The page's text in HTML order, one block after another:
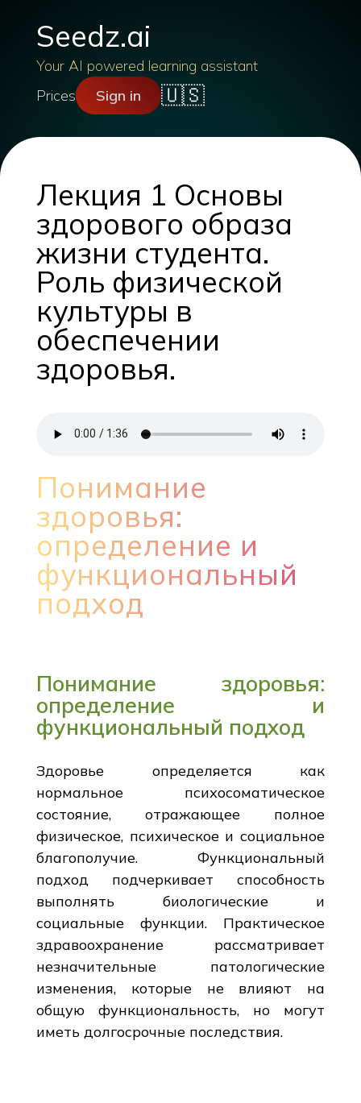
Seedz.ai
Your AI powered learning assistant
Prices
Sign in 🇺🇸
Лекция 1 Основы
здорового образа
жизни студента.
Роль физической
культуры в
обеспечении
здоровья.
Понимание
здоровья:
определение и
функциональный
подход
Понимание здоровья:
определение и
функциональный подход
Здоровье определяется как
нормальное психосоматическое
состояние, отражающее полное
физическое, психическое и социальное
благополучие. Функциональный
подход подчеркивает способность
выполнять биологические и
социальные функции. Практическое
здравоохранение рассматривает
незначительные патологические
изменения, которые не влияют на
общую функциональность, но могут
иметь долгосрочные последствия.